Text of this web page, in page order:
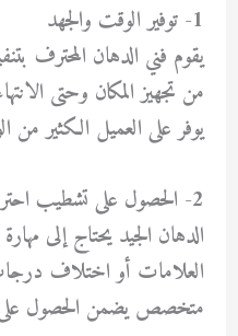
1- توفير الوقت والجهد
يقوم فني الدهان المحترف
من تجهيز المكان وحتى
يوفر على العميل الكثير من
2- الحصول على تشطيب احترافي
الدهان الجيد يحتاج إلى
العلامات أو اختلاف
متخصص يضمن الحصول